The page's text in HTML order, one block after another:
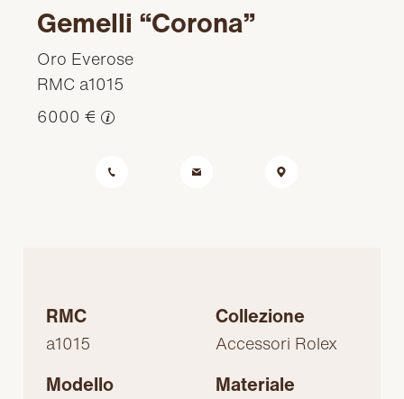
Gemelli “Corona”
Oro Everose
RMC a1015
6000 €
RMC
a1015
Collezione
Accessori Rolex
Modello Materiale